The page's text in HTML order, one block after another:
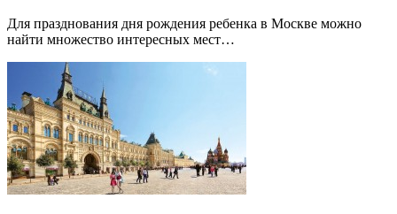
Для празднования дня рождения ребенка в Москве можно
найти множество интересных мест…